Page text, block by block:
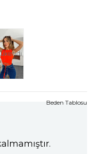
Beden Tablosu